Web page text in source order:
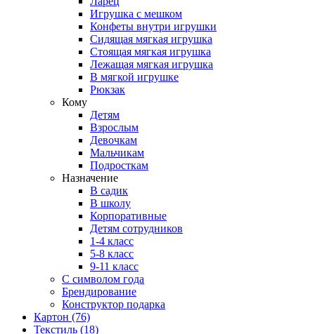
Игрушка с мешком
Конфеты внутри игрушки
Сидящая мягкая игрушка
Стоящая мягкая игрушка
Лежащая мягкая игрушка
В мягкой игрушке
Рюкзак
Кому
Детям
Взрослым
Девочкам
Мальчикам
Подросткам
Назначение
В садик
В школу
Корпоративные
Детям сотрудников
1-4 класс
5-8 класс
9-11 класс
С символом года
Брендирование
Конструктор подарка
Картон (76)
Текстиль (18)